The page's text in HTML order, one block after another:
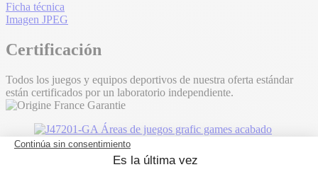
Ficha técnica
Imagen JPEG
Certificación
Todos los juegos y equipos deportivos de nuestra oferta estándar
están certificados por un laboratorio independiente.